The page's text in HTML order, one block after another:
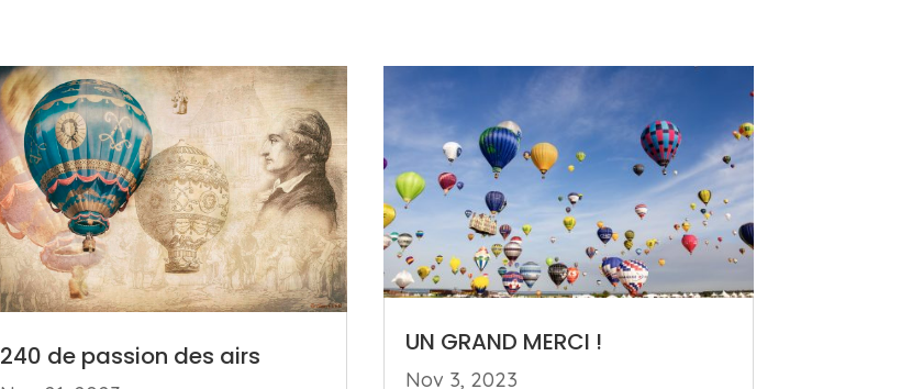
240 de passion des airs UN GRAND MERCI !
Nov 3, 2023